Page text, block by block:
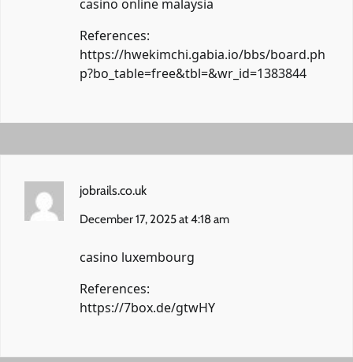
casino online malaysia
References:
https://hwekimchi.gabia.io/bbs/board.ph
p?bo_table=free&tbl=&wr_id=1383844
jobrails.co.uk
December 17, 2025 at 4:18 am
casino luxembourg
References:
https://7box.de/gtwHY